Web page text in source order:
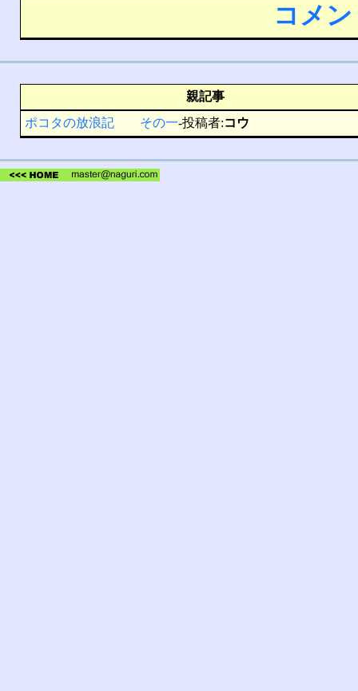
コメ
親記事
ポコタの放浪記 その一-投稿者:コウ